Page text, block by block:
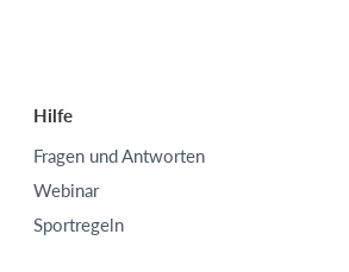
Hilfe
Fragen und Antworten
Webinar
Sportregeln